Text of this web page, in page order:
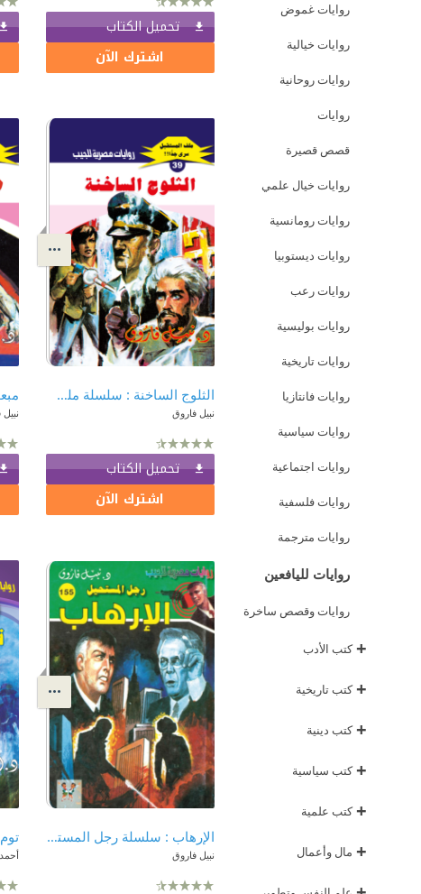
روايات غموض
روايات خيالية
روايات روحانية
روايات
قصص قصيرة
روايات خيال علمي
روايات رومانسية
روايات ديستوبيا
روايات رعب
روايات بوليسية
روايات تاريخية
روايات فانتازيا
روايات سياسية
روايات اجتماعية
روايات فلسفية
روايات مترجمة
روايات لليافعين
روايات وقصص ساخرة
+كتب الأدب
+كتب تاريخية
+كتب دينية
+كتب سياسية
+كتب علمية
+ مال وأعمال
تحميل الكتاب
اشترك الآن
الثلوج الساخنة : سلسلة ملف المستقبل - سري جدًا 39
نبيل فاروق
تحميل الكتاب
اشترك الآن
الإرهاب : سلسلة رجل المستحيل 155
نبيل فاروق